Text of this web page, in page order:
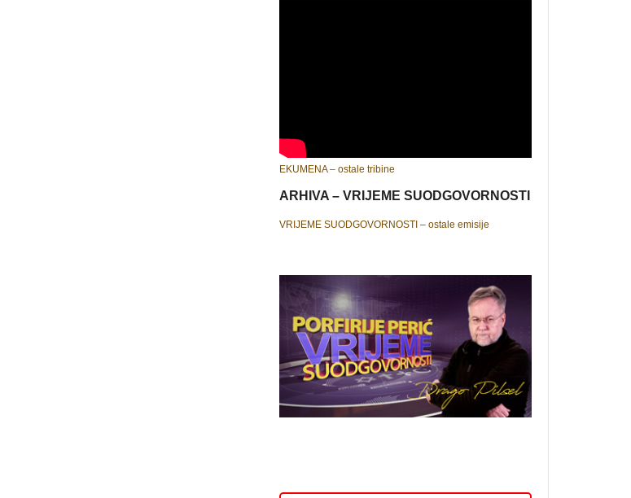
EKUMENA – ostale tribine
ARHIVA – VRIJEME SUODGOVORNOSTI
VRIJEME SUODGOVORNOSTI – ostale emisije